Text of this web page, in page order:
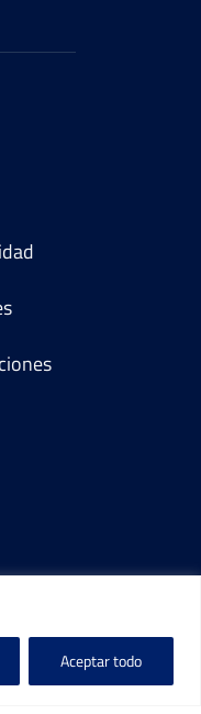
Aceptar todo